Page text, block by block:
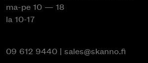
ma-pe 10 — 18
la 10-17
09 612 9440 | sales@skanno.fi